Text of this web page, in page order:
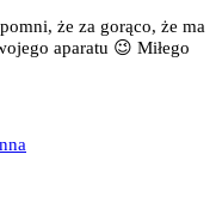
że za gorąco, że ma
aparatu 😉 Miłego